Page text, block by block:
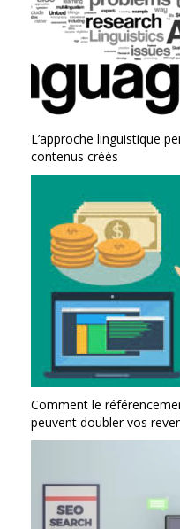
L’approche linguistique
contenus créés
Comment le
peuvent doubler vos